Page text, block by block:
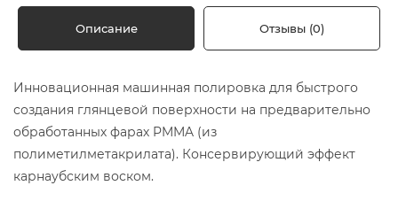
Описание Отзывы (0)
Инновационная машинная полировка для быстрого
создания глянцевой поверхности на предварительно
обработанных фарах PMMA (из
полиметилметакрилата). Консервирующий эффект
карнаубским воском.